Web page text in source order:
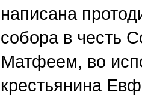
написана
собора в честь
Матфеем, во
крестьянина